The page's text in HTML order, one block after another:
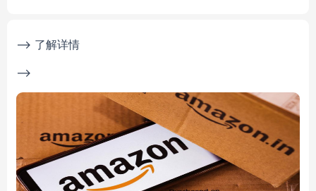
--> 了解详情
-->